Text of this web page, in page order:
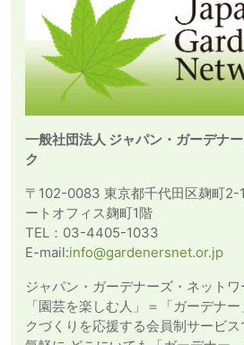
一般社団法人 ジャパン・ガーデナ
ク
〒102-0083 東京都千代田区麹町
ートオフィス麹町1階
TEL：03-4405-1033
E-mail:info@gardenersnet.or.jp
ジャパン・ガーデナーズ・ネット
「園芸を楽しむ人」＝「ガーデナ
クづくりを応援する会員制サービ